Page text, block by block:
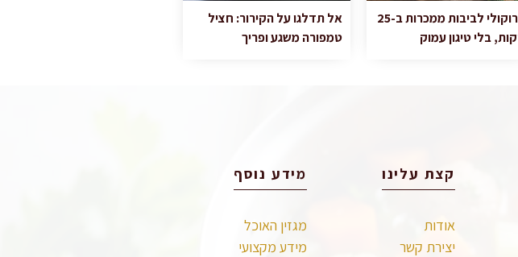
ברוקולי לביבות ממכרות ב-25
בלי טיגון עמוק
אל תדלגו על הקירור: חציל
טמפורה משגע ופריך
קצת עלינו
אודות
יצירת קשר
מידע נוסף
מגזין האוכל
מידע מקצועי